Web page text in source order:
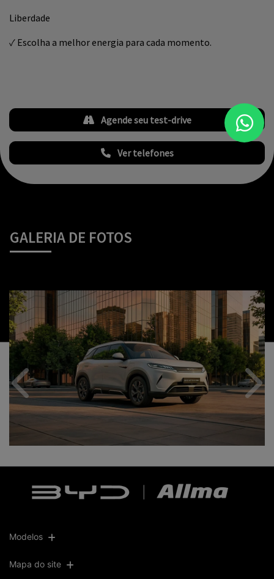
Liberdade
✓ Escolha a melhor energia para cada momento.
Ver telefones
Agende seu test-drive
GALERIA DE FOTOS
Anterior
Modelos
Mapa do site